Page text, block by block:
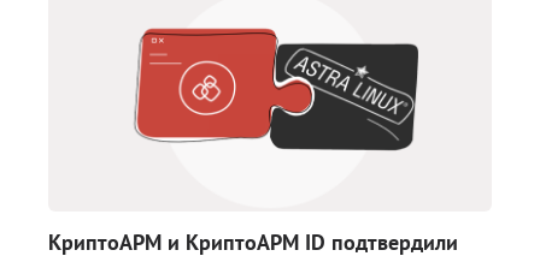
КриптоАРМ и КриптоАРМ ID подтвердили